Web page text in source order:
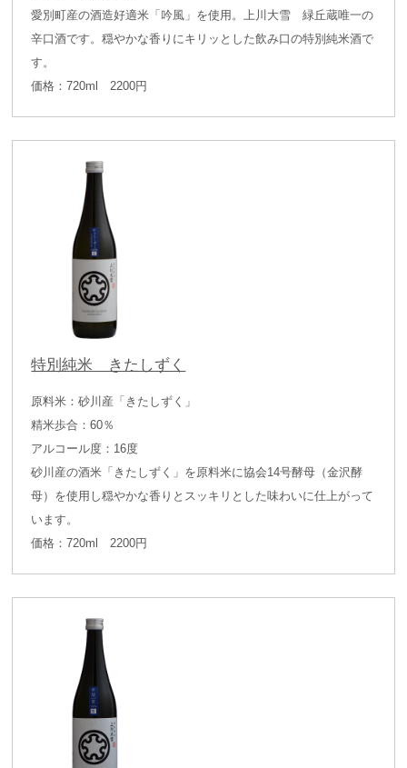
愛別町産の酒造好適米「吟風」を使用。上川大雪 緑丘蔵唯一の
辛口酒です。穏やかな香りにキリッとした飲み口の特別純米酒で
す。
価格：720ml 2200円
特別純米 きたしずく
原料米：砂川産「きたしずく」
精米歩合：60％
アルコール度：16度
砂川産の酒米「きたしずく」を原料米に協会14号酵母（金沢酵
母）を使用し穏やかな香りとスッキリとした味わいに仕上がって
います。
価格：720ml 2200円